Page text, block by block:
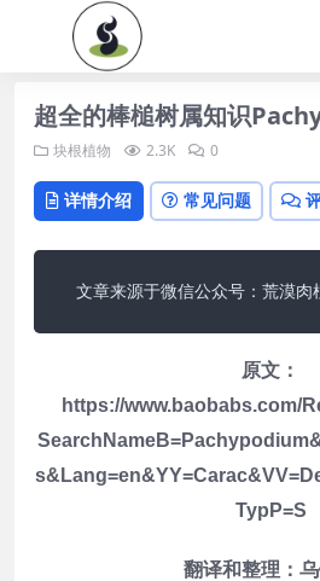
超全的棒槌树属知识
块根植物 2.3K 0
详情介绍 常见问题
文章来源于微信公众号：荒漠肉
原文：
https://www.baobabs.com/
TypP=S
翻译和整理：